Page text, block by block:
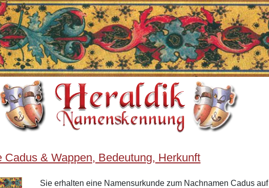
Cadus & Wappen, Bedeutung, Herkunft
Sie erhalten eine Namensurkunde zum Nachnamen Cadus auf